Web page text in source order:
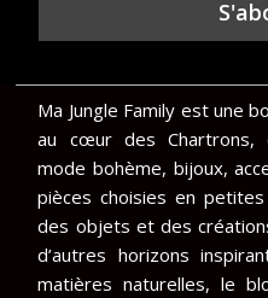
Ma Jungle Family est une
au cœur des Chartrons,
mode bohème, bijoux,
pièces choisies en
des objets et des
d’autres horizons
matières naturelles, le